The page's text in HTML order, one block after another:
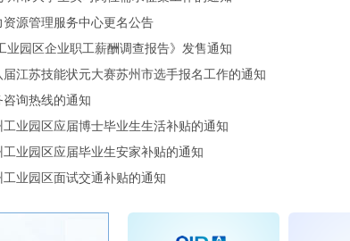
源管理服务中心更名公告
业园区企业职工薪酬调查报告》发售通知
江苏技能状元大赛苏州市选手报名工作的通知
询热线的通知
业园区应届博士毕业生生活补贴的通知
业园区应届毕业生安家补贴的通知
业园区面试交通补贴的通知